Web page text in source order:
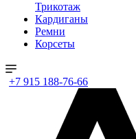
Трикотаж
Кардиганы
Ремни
Корсеты
+7 915 188-76-66